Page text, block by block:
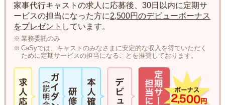
家事代行キャストの求人に応募後、30日以内に定期サ
ービスの担当になった方に2,500円のデビューボーナス
をプレゼント しています。
業務委託のみ
CaSyでは、キャストのみなさまに安定的な収入を得ていただく
ために定期サービスの担当になることを推奨しております。